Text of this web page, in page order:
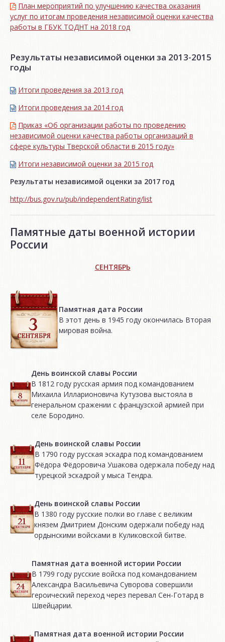
План мероприятий по улучшению качества оказания
услуг по итогам проведения независимой оценки качества
работы в ГБУК ТОДНТ на 2018 год
Результаты независимой оценки за 2013-2015
годы
Итоги проведения за 2013 год
Итоги проведения за 2014 год
Приказ «Об организации работы по проведению
независимой оценки качества работы организаций в
сфере культуры Тверской области в 2015 году»
Итоги независимой oценки за 2015 год
Результаты независимой оценки за 2017 год
http://bus.gov.ru/pub/independentRating/list
Памятные даты военной истории
России
СЕНТЯБРЬ
Памятная дата России
В этот день в 1945 году окончилась Вторая
мировая война.
День воинской славы России
В 1812 году русская армия под командованием
Михаила Илларионовича Кутузова выстояла в
генеральном сражении с французской армией при
селе Бородино.
День воинской славы России
В 1790 году русская эскадра под командованием
Фёдора Фёдоровича Ушакова одержала победу над
турецкой эскадрой у мыса Тендра.
День воинской славы России
В 1380 году русские полки во главе с великим
князем Дмитрием Донским одержали победу над
ордынскими войсками в Куликовской битве.
Памятная дата военной истории России
В 1799 году русские войска под командованием
Александра Васильевича Суворова совершили
героический переход через перевал Сен-Готард в
Швейцарии.
Памятная дата военной истории России